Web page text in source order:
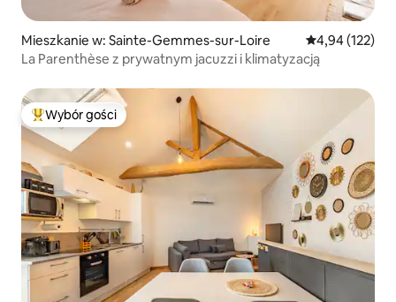
Mieszkanie w: Sainte-Gemmes-sur-Loire Średnia
4,94 (122)
La Parenthèse z prywatnym jacuzzi i klimatyzacją
Najpopularniejsze z kategorii Wybór gości
Wybór gości